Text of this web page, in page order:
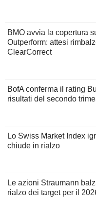
BMO avvia la copertura
Outperform: attesi
ClearCorrect
BofA conferma il rating
risultati del secondo
Lo Swiss Market Index
chiude in rialzo
Le azioni Straumann
rialzo dei target per il